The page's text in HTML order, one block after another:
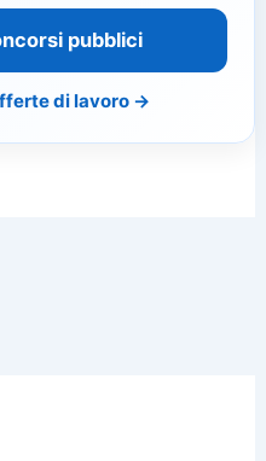
pubblici
di lavoro →